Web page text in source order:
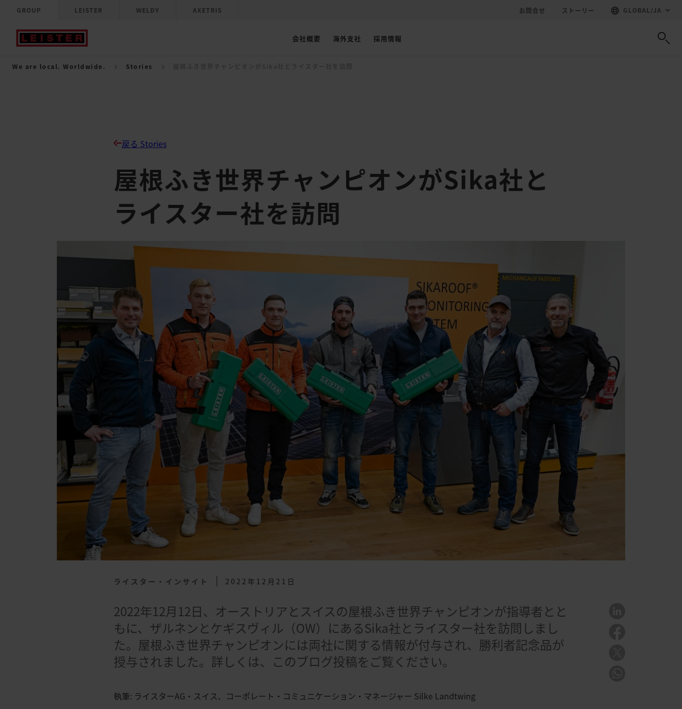
GROUP LEISTER WELDY AXETRIS お問合せ ストーリー GLOBAL /JA
会社概要 海外支社 採用情報
We are local. Worldwide. Stories
戻る Stories
屋根ふき世界チャンピオンがSika社と
ライスター社を訪問
ライスター・インサイト 2022年12月21日
2022年12月12日、オーストリアとスイスの屋根ふき世界チャンピオンが指導者とと
もに、ザルネンとケギスヴィル（OW）にあるSika社とライスター社を訪問しまし
た。屋根ふき世界チャンピオンには両社に関する情報が付与され、勝利者記念品が
授与されました。詳しくは、このブログ投稿をご覧ください。
執筆: ライスターAG・スイス、コーポレート・コミュニケーション・マネージャー Silke Landtwing